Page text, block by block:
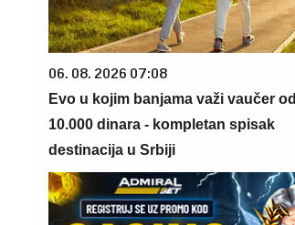
06. 08. 2026 07:08
Evo u kojim banjama važi vaučer od
10.000 dinara - kompletan spisak
destinacija u Srbiji